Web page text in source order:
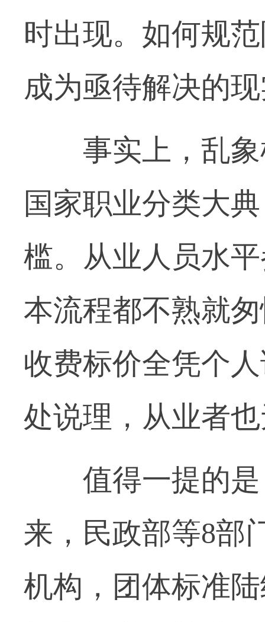
时出现。如何规
成为亟待解决的
事实上，乱象
国家职业分类大
槛。从业人员水
本流程都不熟就
收费标价全凭个
处说理，从业者
值得一提的是
来，民政部等8部
机构，团体标准